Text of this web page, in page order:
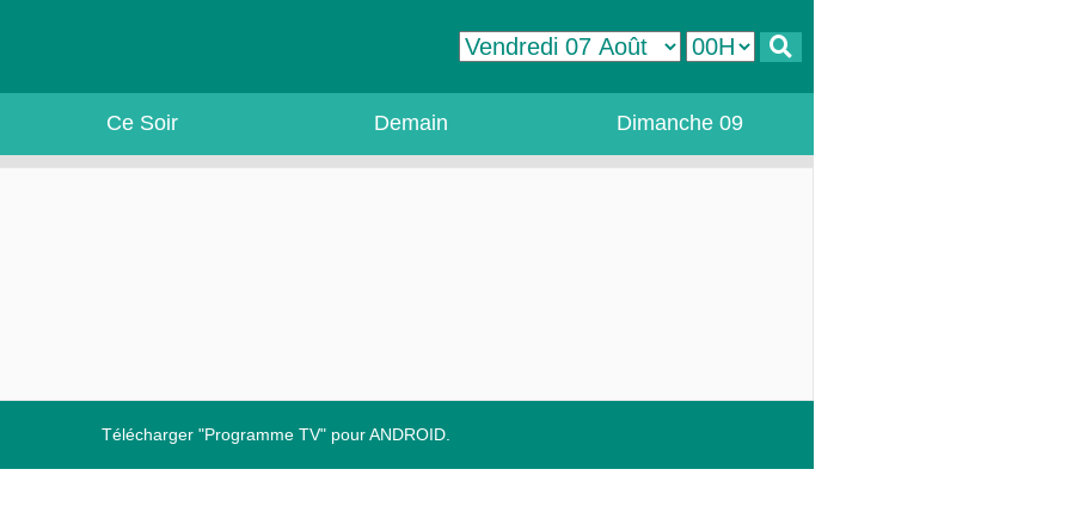
Ce Soir Demain Dimanche 09
Télécharger "Programme TV" pour ANDROID.